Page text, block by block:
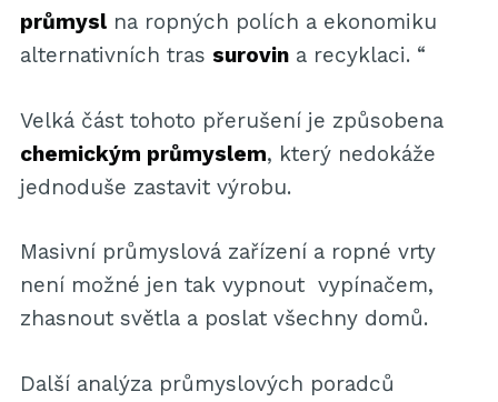
průmyslna ropných polích a ekonomiku
alternativních tras surovina recyklaci. “
Velká část tohoto přerušení je způsobena
chemickým průmyslem, který nedokáže
jednoduše zastavit výrobu.
Masivní průmyslová zařízení a ropné vrty
není možné jen tak vypnout vypínačem,
zhasnout světla a poslat všechny domů.
Další analýza průmyslových poradců